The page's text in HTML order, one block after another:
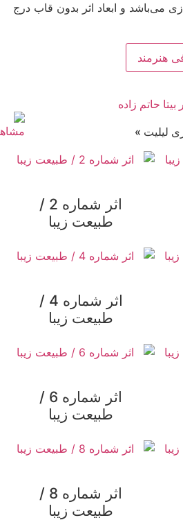
و ابعاد اثر بدون قاب درج
هنرمند
حاتم زاده
لیلیت »
اثر شماره 2 /
طبیعت زیبا
اثر شماره 4 /
طبیعت زیبا
اثر شماره 6 /
طبیعت زیبا
اثر شماره 8 /
طبیعت زیبا